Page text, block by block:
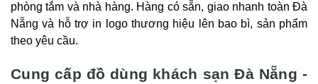
phòng tắm và nhà hàng. Hàng có sẵn, giao nhanh toàn Đà
Nẵng và hỗ trợ in logo thương hiệu lên bao bì, sản phẩm
theo yêu cầu.
Cung cấp đồ dùng khách sạn Đà Nẵng -